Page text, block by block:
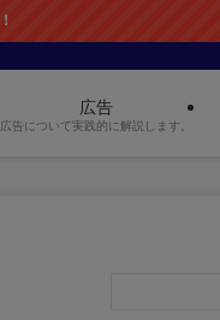
広告
広告について実践的に解説します。